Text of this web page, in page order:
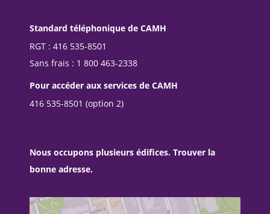
Standard téléphonique de CAMH
RGT : 416 535-8501
Sans frais : 1 800 463-2338
Pour accéder aux services de CAMH
416 535-8501 (option 2)
Nous occupons plusieurs édifices. Trouver la
bonne adresse.